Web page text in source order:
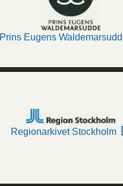
Prins Eugens
Regionarkivet Stockholm